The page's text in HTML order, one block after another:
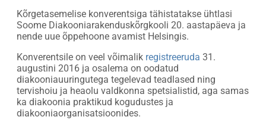
Kõrgetasemelise konverentsiga tähistatakse ühtlasi
Soome Diakooniarakenduskõrgkooli 20. aastapäeva ja
nende uue õppehoone avamist Helsingis.
Konverentsile on veel võimalik registreeruda 31.
augustini 2016 ja osalema on oodatud
diakooniauuringutega tegelevad teadlased ning
tervishoiu ja heaolu valdkonna spetsialistid, aga samas
ka diakoonia praktikud kogudustes ja
diakooniaorganisatsioonides.